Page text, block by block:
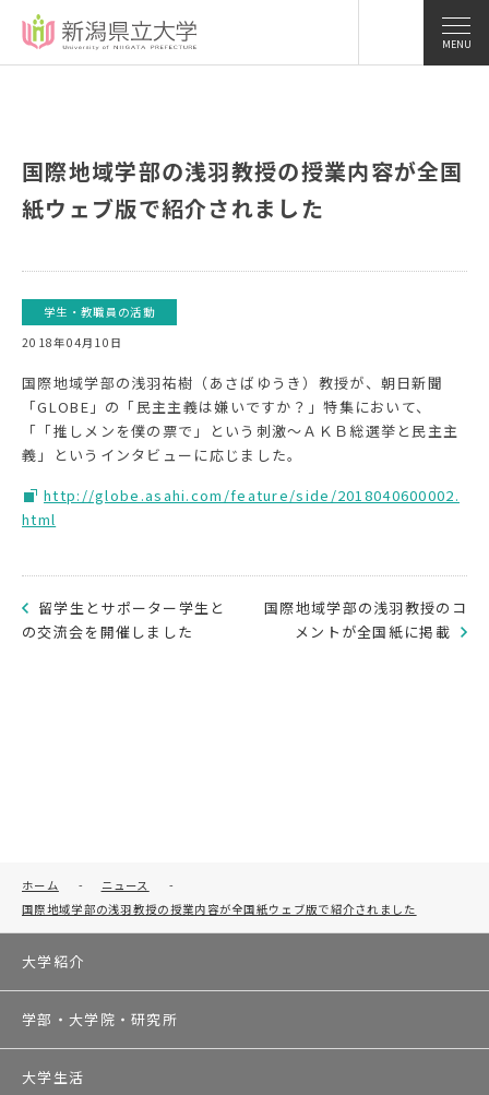
MENU
国際地域学部の浅羽教授の授業内容が全国
紙ウェブ版で紹介されました
学生・教職員の活動
2018年04月10日
国際地域学部の浅羽祐樹（あさばゆうき）教授が、朝日新聞
「GLOBE」の「民主主義は嫌いですか？」特集において、
「「推しメンを僕の票で」という刺激〜ＡＫＢ総選挙と民主主
義」というインタビューに応じました。
http://globe.asahi.com/feature/side/2018040600002.
html
留学生とサポーター学生と
の交流会を開催しました
国際地域学部の浅羽教授のコ
メントが全国紙に掲載
ホーム - ニュース
-
国際地域学部の浅羽教授の授業内容が全国紙ウェブ版で紹介されました
大学紹介
学部・大学院・研究所
大学生活